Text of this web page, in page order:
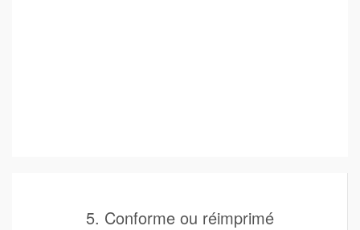
5. Conforme ou réimprimé